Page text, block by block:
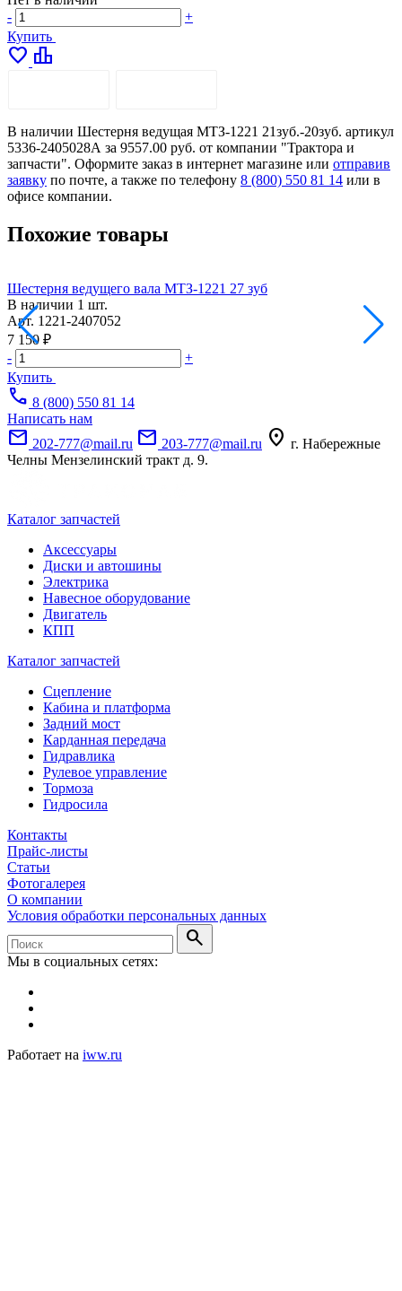
-
+
Купить
favorite leaderboard
В наличии Шестерня ведущая МТЗ-1221 21зуб.-20зуб. артикул
5336-2405028А за 9557.00 руб. от компании "Трактора и
запчасти". Оформите заказ в интернет магазине или отправив
заявку по почте, а также по телефону 8 (800) 550 81 14 или в
офисе компании.
Похожие товары
Шестерня ведущего вала МТЗ-1221 27 зуб
В наличии 1 шт.
Арт. 1221-2407052
7 150 ₽
-
+
Купить
call 8 (800) 550 81 14
Написать нам
mail 202-777@mail.ru mail 203-777@mail.ru location_on г. Набережные
Челны Мензелинский тракт д. 9.
Каталог запчастей
Аксессуары
Диски и автошины
Электрика
Навесное оборудование
Двигатель
КПП
Каталог запчастей
Сцепление
Кабина и платформа
Задний мост
Карданная передача
Гидравлика
Рулевое управление
Тормоза
Гидросила
Контакты
Прайс-листы
Статьи
Фотогалерея
О компании
Условия обработки персональных данных
search
Мы в социальных сетях:
Работает на iww.ru